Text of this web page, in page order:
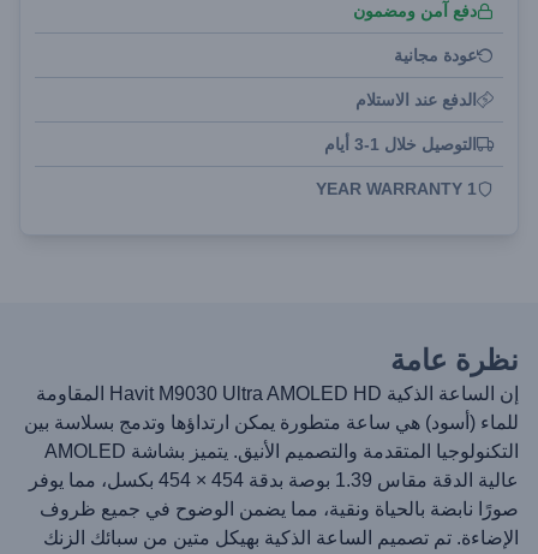
دفع آمن ومضمون
عودة مجانية
الدفع عند الاستلام
التوصيل خلال 1-3 أيام
1 YEAR WARRANTY
نظرة عامة
إن الساعة الذكية Havit M9030 Ultra AMOLED HD المقاومة
للماء (أسود) هي ساعة متطورة يمكن ارتداؤها وتدمج بسلاسة بين
التكنولوجيا المتقدمة والتصميم الأنيق. يتميز بشاشة AMOLED
عالية الدقة مقاس 1.39 بوصة بدقة 454 × 454 بكسل، مما يوفر
صورًا نابضة بالحياة ونقية، مما يضمن الوضوح في جميع ظروف
الإضاءة. تم تصميم الساعة الذكية بهيكل متين من سبائك الزنك